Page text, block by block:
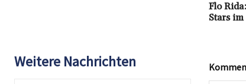
Flo
Stars
Weitere Nachrichten